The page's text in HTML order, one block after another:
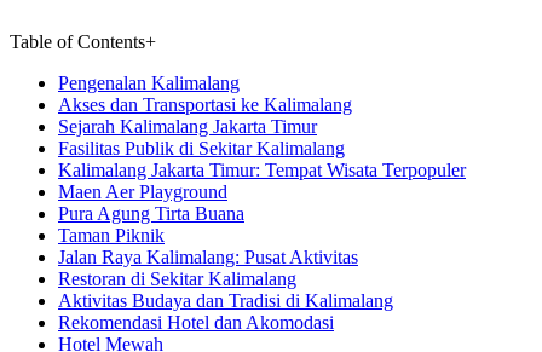
Table of Contents+
Pengenalan Kalimalang
Akses dan Transportasi ke Kalimalang
Sejarah Kalimalang Jakarta Timur
Fasilitas Publik di Sekitar Kalimalang
Kalimalang Jakarta Timur: Tempat Wisata Terpopuler
Maen Aer Playground
Pura Agung Tirta Buana
Taman Piknik
Jalan Raya Kalimalang: Pusat Aktivitas
Restoran di Sekitar Kalimalang
Aktivitas Budaya dan Tradisi di Kalimalang
Rekomendasi Hotel dan Akomodasi
Hotel Mewah